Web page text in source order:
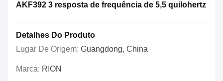
AKF392 3 resposta de frequência de 5,5 quilohertz
Detalhes Do Produto
Lugar De Origem: Guangdong, China
Marca: RION